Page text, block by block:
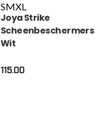
SMXL
Joya Strike
Scheenbeschermers
Wit
115.00